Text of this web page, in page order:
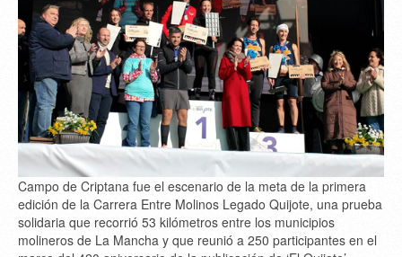
Campo de Criptana fue el escenario de la meta de la primera
edición de la Carrera Entre Molinos Legado Quijote, una prueba
solidaria que recorrió 53 kilómetros entre los municipios
molineros de La Mancha y que reunió a 250 participantes en el